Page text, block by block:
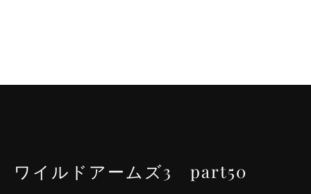
ワイルドアームズ3 part50